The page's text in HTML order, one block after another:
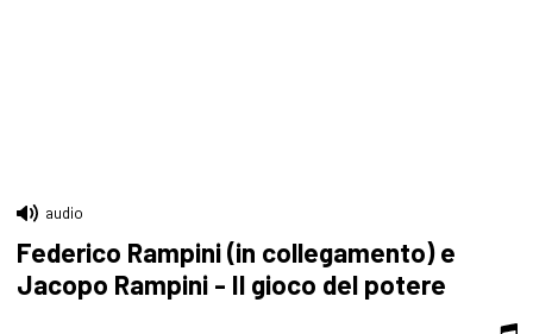
audio
Federico Rampini (in collegamento) e
Jacopo Rampini - Il gioco del potere